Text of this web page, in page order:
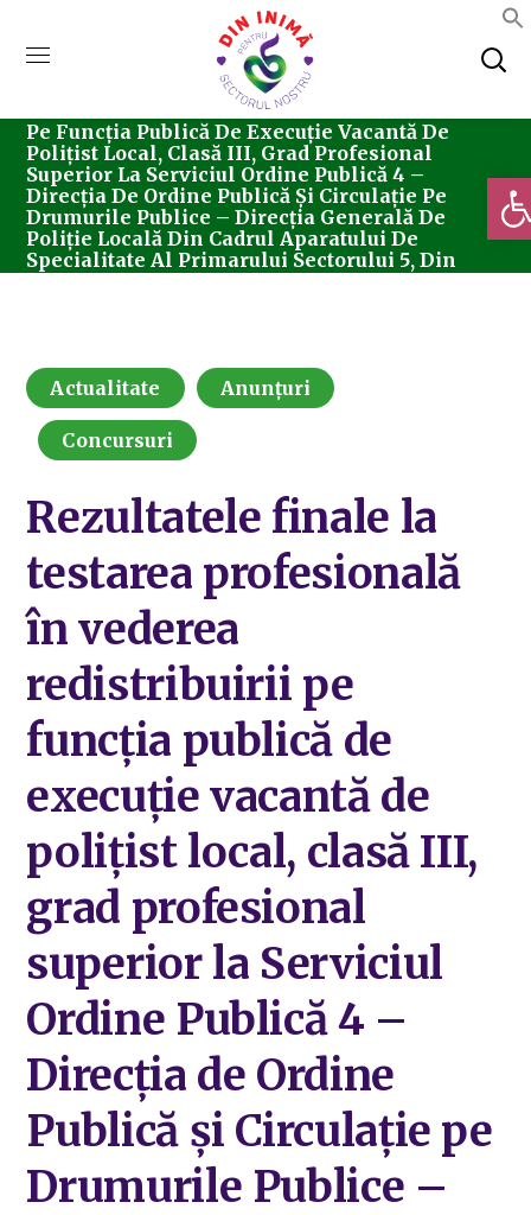
Actualitate
Rezultatele Finale La
Testarea Profesională În Vederea Redistribuirii
Pe Funcția Publică De Execuție Vacantă De
Polițist Local, Clasă III, Grad Profesional
Superior La Serviciul Ordine Publică 4 –
Direcția De Ordine Publică Și Circulație Pe
Drumurile Publice – Direcția Generală De
Poliție Locală Din Cadrul Aparatului De
Specialitate Al Primarului Sectorului 5, Din
Actualitate Anunțuri
Concursuri
Rezultatele finale la
testarea profesională
în vederea
redistribuirii pe
funcția publică de
execuție vacantă de
polițist local, clasă III,
grad profesional
superior la Serviciul
Ordine Publică 4 –
Direcția de Ordine
Publică și Circulație pe
Drumurile Publice –